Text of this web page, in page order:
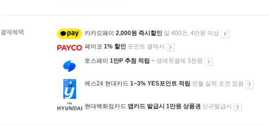
결제혜택 카카오페이 2,000원 즉시할인 일 400건, 4만원 이상
페이코 1% 할인 포인트 결제시
토스페이 1만P 추첨 적립 + 생애첫결제 3천원
예스24 현대카드 1~3% YES포인트 적립 전월 실적 조건 없음
현대백화점카드 앱카드 발급시 1만원 상품권 신규발급시